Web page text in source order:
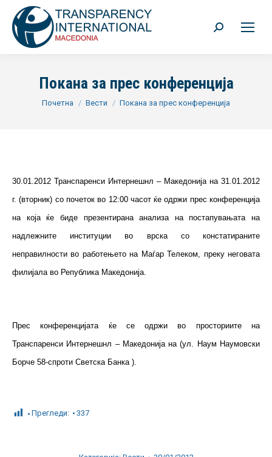
Search:
Покана за прес конференција
You are here:
Почетна Вести Покана за прес конференција
30.01.2012 Транспаренси Интернешнл – Македонија на 31.01.2012
г. (вторник) со почеток во 12:00 часот ќе одржи прес конференција
на која ќе биде презентирана анализа на постапувањата на
надлежните институции во врска со констатираните
неправилности во работењето на Маѓар Телеком, преку неговата
филијала во Република Македонија.
Прес конференцијата ќе се одржи во просториите на
Транспаренси Интернешнл – Македонија на (ул. Наум Наумовски
Борче 58-спроти Светска Банка ).
Прегледи: 337